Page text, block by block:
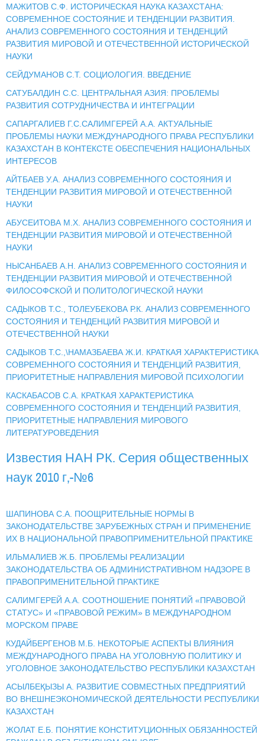
МАЖИТОВ С.Ф. ИСТОРИЧЕСКАЯ НАУКА КАЗАХСТАНА:
СОВРЕМЕННОЕ СОСТОЯНИЕ И ТЕНДЕНЦИИ РАЗВИТИЯ.
АНАЛИЗ СОВРЕМЕННОГО СОСТОЯНИЯ И ТЕНДЕНЦИЙ
РАЗВИТИЯ МИРОВОЙ И ОТЕЧЕСТВЕННОЙ ИСТОРИЧЕСКОЙ
НАУКИ
СЕЙДУМАНОВ С.Т. СОЦИОЛОГИЯ. ВВЕДЕНИЕ
САТУБАЛДИН С.С. ЦЕНТРАЛЬНАЯ АЗИЯ: ПРОБЛЕМЫ
РАЗВИТИЯ СОТРУДНИЧЕСТВА И ИНТЕГРАЦИИ
САПАРГАЛИЕВ Г.С.САЛИМГЕРЕЙ А.А. АКТУАЛЬНЫЕ
ПРОБЛЕМЫ НАУКИ МЕЖДУНАРОДНОГО ПРАВА РЕСПУБЛИКИ
КАЗАХСТАН В КОНТЕКСТЕ ОБЕСПЕЧЕНИЯ НАЦИОНАЛЬНЫХ
ИНТЕРЕСОВ
АЙТБАЕВ У.А. АНАЛИЗ СОВРЕМЕННОГО СОСТОЯНИЯ И
ТЕНДЕНЦИИ РАЗВИТИЯ МИРОВОЙ И ОТЕЧЕСТВЕННОЙ
НАУКИ
АБУСЕИТОВА М.Х. АНАЛИЗ СОВРЕМЕННОГО СОСТОЯНИЯ И
ТЕНДЕНЦИИ РАЗВИТИЯ МИРОВОЙ И ОТЕЧЕСТВЕННОЙ
НАУКИ
НЫСАНБАЕВ А.Н. АНАЛИЗ СОВРЕМЕННОГО СОСТОЯНИЯ И
ТЕНДЕНЦИИ РАЗВИТИЯ МИРОВОЙ И ОТЕЧЕСТВЕННОЙ
ФИЛОСОФСКОЙ И ПОЛИТОЛОГИЧЕСКОЙ НАУКИ
САДЫКОВ Т.С., ТОЛЕУБЕКОВА Р.К. АНАЛИЗ СОВРЕМЕННОГО
СОСТОЯНИЯ И ТЕНДЕНЦИЙ РАЗВИТИЯ МИРОВОЙ И
ОТЕЧЕСТВЕННОЙ НАУКИ
САДЫКОВ Т.С.,\НАМАЗБАЕВА Ж.И. КРАТКАЯ ХАРАКТЕРИСТИКА
СОВРЕМЕННОГО СОСТОЯНИЯ И ТЕНДЕНЦИЙ РАЗВИТИЯ,
ПРИОРИТЕТНЫЕ НАПРАВЛЕНИЯ МИРОВОЙ ПСИХОЛОГИИ
КАСКАБАСОВ С.А. КРАТКАЯ ХАРАКТЕРИСТИКА
СОВРЕМЕННОГО СОСТОЯНИЯ И ТЕНДЕНЦИЙ РАЗВИТИЯ,
ПРИОРИТЕТНЫЕ НАПРАВЛЕНИЯ МИРОВОГО
ЛИТЕРАТУРОВЕДЕНИЯ
Известия НАН РК. Серия общественных
наук 2010 г,-№6
ШАПИНОВА С.А. ПООЩРИТЕЛЬНЫЕ НОРМЫ В
ЗАКОНОДАТЕЛЬСТВЕ ЗАРУБЕЖНЫХ СТРАН И ПРИМЕНЕНИЕ
ИХ В НАЦИОНАЛЬНОЙ ПРАВОПРИМЕНИТЕЛЬНОЙ ПРАКТИКЕ
ИЛЬМАЛИЕВ Ж.Б. ПРОБЛЕМЫ РЕАЛИЗАЦИИ
ЗАКОНОДАТЕЛЬСТВА ОБ АДМИНИСТРАТИВНОМ НАДЗОРЕ В
ПРАВОПРИМЕНИТЕЛЬНОЙ ПРАКТИКЕ
САЛИМГЕРЕЙ А.А. СООТНОШЕНИЕ ПОНЯТИЙ «ПРАВОВОЙ
СТАТУС» И «ПРАВОВОЙ РЕЖИМ» В МЕЖДУНАРОДНОМ
МОРСКОМ ПРАВЕ
КУДАЙБЕРГЕНОВ М.Б. НЕКОТОРЫЕ АСПЕКТЫ ВЛИЯНИЯ
МЕЖДУНАРОДНОГО ПРАВА НА УГОЛОВНУЮ ПОЛИТИКУ И
УГОЛОВНОЕ ЗАКОНОДАТЕЛЬСТВО РЕСПУБЛИКИ КАЗАХСТАН
АСЫЛБЕҚЫЗЫ А. РАЗВИТИЕ СОВМЕСТНЫХ ПРЕДПРИЯТИЙ
ВО ВНЕШНЕЭКОНОМИЧЕСКОЙ ДЕЯТЕЛЬНОСТИ РЕСПУБЛИКИ
КАЗАХСТАН
ЖОЛАТ Е.Б. ПОНЯТИЕ КОНСТИТУЦИОННЫХ ОБЯЗАННОСТЕЙ